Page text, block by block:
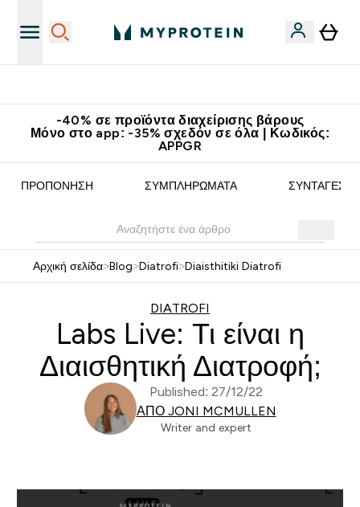
-40% σε προϊόντα διαχείρισης βάρους
Μόνο στο app: -35% σχεδόν σε όλα | Κωδικός:
APPGR
ΠΡΟΠΌΝΗΣΗ ΣΥΜΠΛΗΡΏΜΑΤΑ ΣΥΝΤΑΓΈΣ
Αρχική σελίδα>Blog>Diatrofi>Diaisthitiki Diatrofi
DIATROFI
Labs Live: Τι είναι η
Διαισθητική Διατροφή;
Published: 27/12/22
ΑΠΌ JONI MCMULLEN
Writer and expert